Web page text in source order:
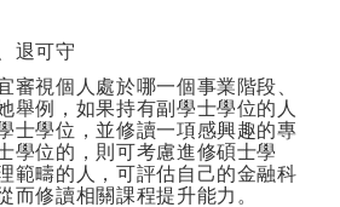
退可守
審視個人處於哪一個事業階段、
舉例，如果持有副學士學位的人
士學位，並修讀一項感興趣的專
學位的，則可考慮進修碩士學
範疇的人，可評估自己的金融科
而修讀相關課程提升能力。